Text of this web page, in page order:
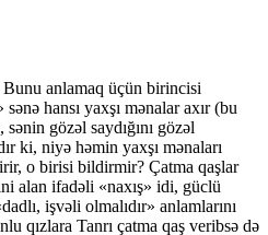
anlamaq üçün birincisi
hansı yaxşı mənalar axır (bu
gözəl saydığını gözəl
ki, niyə həmin yaxşı mənaları
o birisi bildirmir? Çatma qaşlar
alan ifadəli «naxış» idi, güclü
işvəli olmalıdır» anlamlarını
qızlara Tanrı çatma qaş veribsə də